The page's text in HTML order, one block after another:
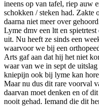
ineens op van tafel, riep auw
schokken / steken had. Zakte
daarna niet meer over
Lyme dmv een ltt en
uit. Nu heeft ze sinds een
waarvoor we bij een
Arts gaf aan dat hij het niet
waar van we in sept de
kniepijn ook bij lyme kan
Maar nu dus dit rare voorval
daarvan moet denken en of
nooit gehad. Iemand die dit